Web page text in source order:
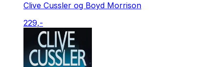
Clive Cussler og Boyd Morrison
229,-